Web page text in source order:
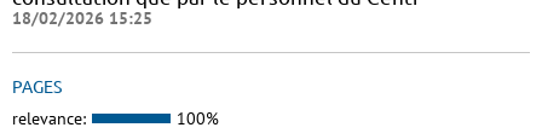
18/02/2026 15:25
PAGES
relevance: 100%